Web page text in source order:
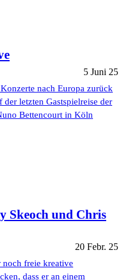
5 Juni 25
nach Europa zurück
letzten Gastspielreise der
Bettencourt in Köln
Skeoch und Chris
20 Febr. 25
noch freie kreative
dass er an einem